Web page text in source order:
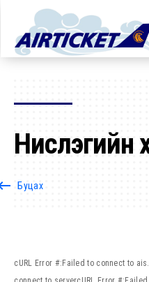
Нислэгийн
Буцах
cURL Error #:Failed to connect to